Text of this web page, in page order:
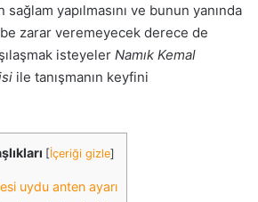
yapılmasını ve bunun yanında
zarar veremeyecek derece de
isteyeler Namık Kemal
ile tanışmanın keyfini
[İçeriği gizle]
uydu anten ayarı